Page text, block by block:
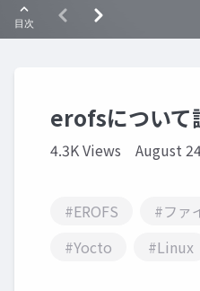
erofsについて
4.3K Views August
#EROFS
#ファ
#Yocto
#Linux